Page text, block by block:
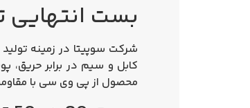
بست انتهایی
شرکت سوپیتا در زمینه
کابل و سیم در برابر
محصول از پی وی سی با